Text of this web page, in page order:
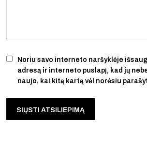
Noriu savo interneto naršyklėje
adresą ir interneto puslapį, kad jų
naujo, kai kitą kartą vėl norėsiu